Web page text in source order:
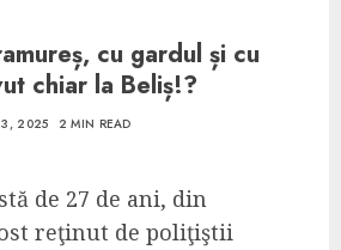
cu gardul și cu
chiar la Beliș!?
3, 2025 2 MIN READ
de 27 de ani, din
reţinut de poliţiştii